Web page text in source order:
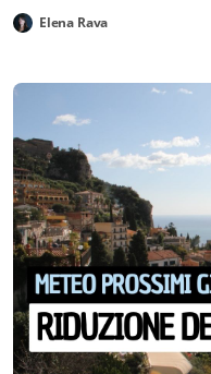
Elena Rava